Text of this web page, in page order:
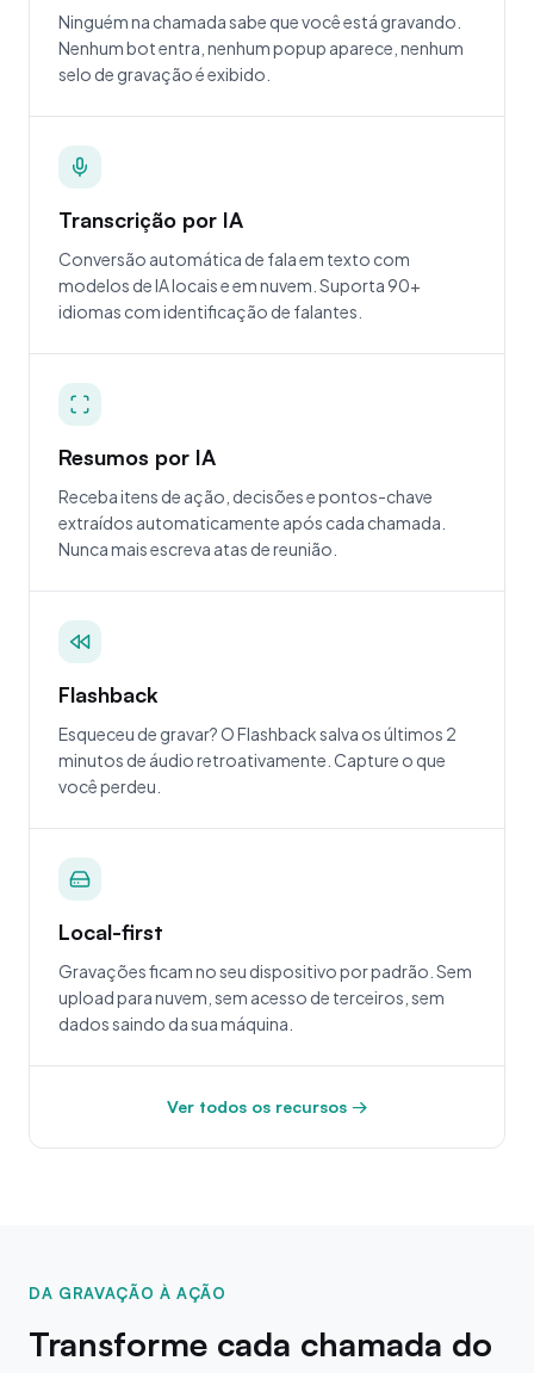
Ninguém na chamada sabe que você está gravando.
Nenhum bot entra, nenhum popup aparece, nenhum
selo de gravação é exibido.
Transcrição por IA
Conversão automática de fala em texto com
modelos de IA locais e em nuvem. Suporta 90+
idiomas com identificação de falantes.
Resumos por IA
Receba itens de ação, decisões e pontos-chave
extraídos automaticamente após cada chamada.
Nunca mais escreva atas de reunião.
Flashback
Esqueceu de gravar? O Flashback salva os últimos 2
minutos de áudio retroativamente. Capture o que
você perdeu.
Local-first
Gravações ficam no seu dispositivo por padrão. Sem
upload para nuvem, sem acesso de terceiros, sem
dados saindo da sua máquina.
Ver todos os recursos →
DA GRAVAÇÃO À AÇÃO
Transforme cada chamada do